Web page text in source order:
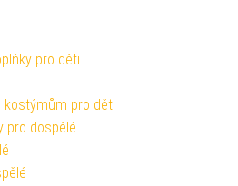
pro děti
kostýmům pro děti
pro dospělé